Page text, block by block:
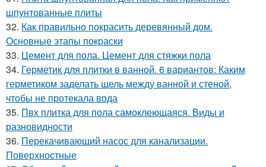
шпунтованные плиты
32. Как правильно покрасить деревянный дом.
Основные этапы покраски
33. Цемент для пола. Цемент для стяжки пола
34. Герметик для плитки в ванной. 6 вариантов: Каким
герметиком заделать щель между ванной и стеной,
чтобы не протекала вода
35. Пвх плитка для пола самоклеющаяся. Виды и
разновидности
36. Перекачивающий насос для канализации.
Поверхностные